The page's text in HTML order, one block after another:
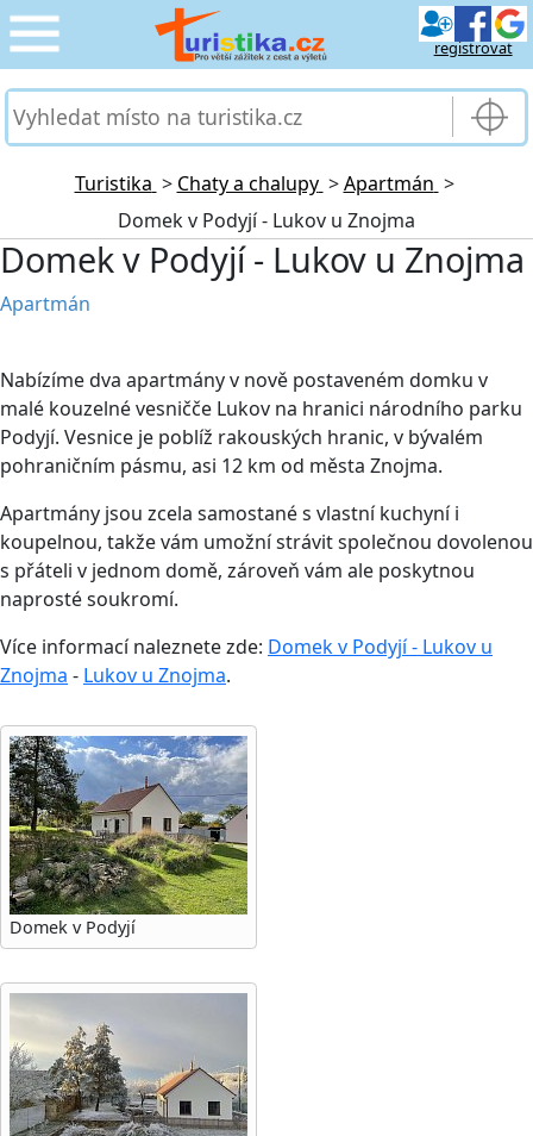
registrovat
CESTOVÁNÍ
PRO TURISTY ›
MOJE TURISTIKA
Turistika > Chaty a chalupy >Apartmán >
Domek v Podyjí - Lukov u Znojma
Domek v Podyjí - Lukov u Znojma
Apartmán
Nabízíme dva apartmány v nově postaveném domku v
malé kouzelné vesničče Lukov na hranici národního parku
Podyjí. Vesnice je poblíž rakouských hranic, v bývalém
pohraničním pásmu, asi 12 km od města Znojma.
Apartmány jsou zcela samostané s vlastní kuchyní i
koupelnou, takže vám umožní strávit společnou dovolenou
s přáteli v jednom domě, zároveň vám ale poskytnou
naprosté soukromí.
Více informací naleznete zde: Domek v Podyjí - Lukov u
Znojma - Lukov u Znojma.
Domek v Podyjí